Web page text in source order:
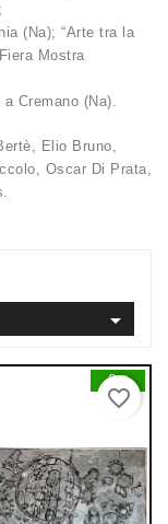
(Na); “Arte tra la
Mostra
Cremano (Na).
Elio Bruno,
Oscar Di Prata,

0
favorite_border